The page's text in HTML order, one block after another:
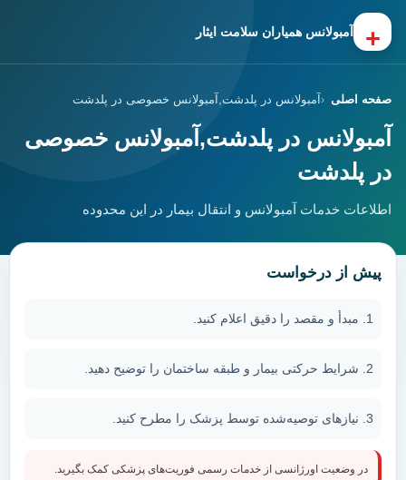
+ آمبولانس همیاران سلامت ایثار
صفحه اصلی آمبولانس در پلدشت,آمبولانس خصوصی در پلدشت
آمبولانس در پلدشت,آمبولانس خصوصی
در پلدشت
اطلاعات خدمات آمبولانس و انتقال بیمار در این محدوده
پیش از درخواست
مبدأ و مقصد را دقیق اعلام کنید.
شرایط حرکتی بیمار و طبقه ساختمان را توضیح دهید.
نیازهای توصیه‌شده توسط پزشک را مطرح کنید.
در وضعیت اورژانسی از خدمات رسمی فوریت‌های پزشکی کمک بگیرید.